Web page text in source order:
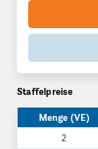
Staffelpreise
Menge (VE)
2